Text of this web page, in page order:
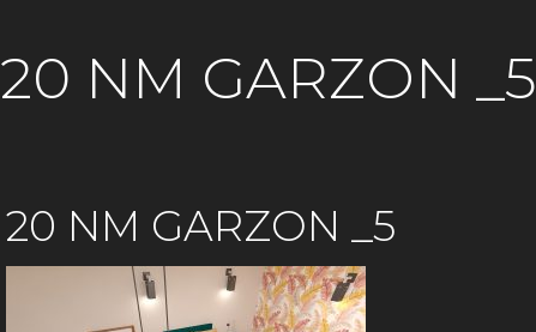
20 NM GARZON _5
20 NM GARZON _5